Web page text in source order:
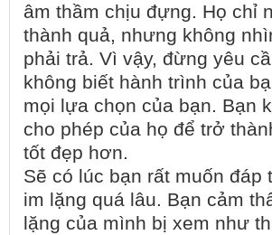
âm thầm chịu đựng. Họ chỉ
thành quả, nhưng không
phải trả. Vì vậy, đừng yêu
không biết hành trình của
mọi lựa chọn của bạn. Bạn
cho phép của họ để trở
tốt đẹp hơn.
Sẽ có lúc bạn rất muốn đáp
im lặng quá lâu. Bạn cảm
lặng của mình bị xem như